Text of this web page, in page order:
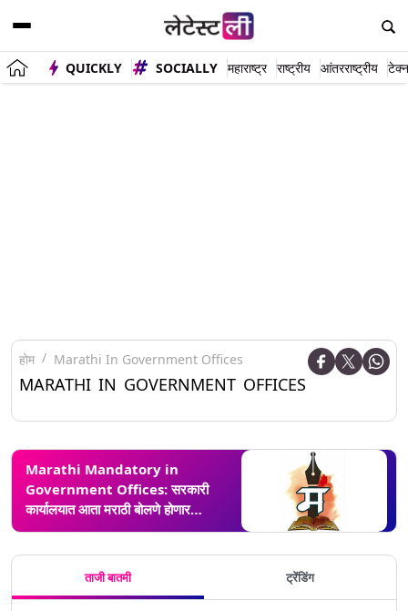
QUICKLY SOCIALLY महाराष्ट्र राष्ट्रीय आंतरराष्ट्रीय
होम Marathi In Government Offices
MARATHI IN GOVERNMENT OFFICES
Marathi Mandatory in
Government Offices: सरकारी
कार्यालयात आता मराठी बोलणे होणार
बंधनकारक, न बोलल्यास होणार तक्रार
ताजी बातमी ट्रेंडिंग